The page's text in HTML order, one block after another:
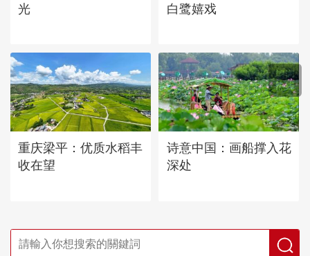
光
白鹭嬉戏
重庆梁平：优质水稻丰
收在望
诗意中国：画船撑入花
深处